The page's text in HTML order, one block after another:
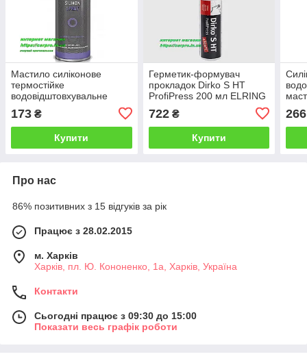
Мастило силіконове
термостійке
водовідштовхувальне
універсальне в аерозолі
CX-80 Silikon Spray 500 мл
173 ₴
Купити
Герметик-формувач
прокладок Dirko S HT
ProfiPress 200 мл ELRING
722₴
Купити
266
Про нас
86% позитивних з 15 відгуків за рік
Працює з 28.02.2015
м. Харків
Харків, пл. Ю. Кононенко, 1а, Харків, Україна
Контакти
Сьогодні працює з 09:30 до 15:00
Показати весь графік роботи